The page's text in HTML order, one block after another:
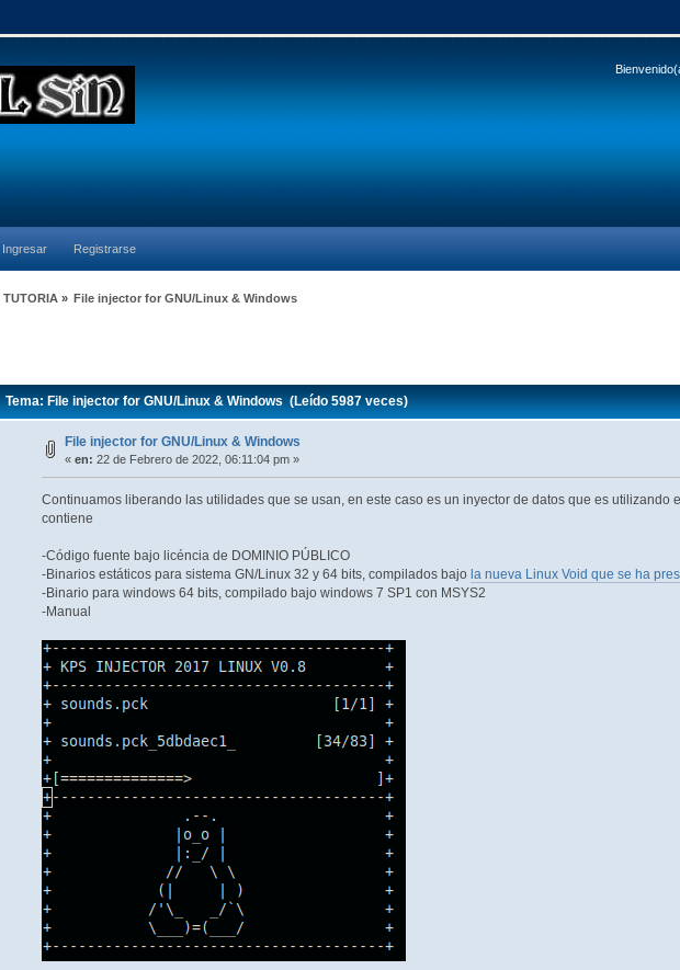
Ingresar Registrarse
TUTORIA » File injector for GNU/Linux & Windows
Tema: File injector for GNU/Linux & Windows (Leído 5987 veces)
File injector for GNU/Linux & Windows
«en: 22 de Febrero de 2022, 06:11:04 pm »
Continuamos liberando las utilidades que se usan, en este caso es un inyector de datos que es utilizando
contiene
-Código fuente bajo licéncia de DOMINIO PÚBLICO
-Binarios estáticos para sistema GN/Linux 32 y 64 bits, compilados bajo la nueva Linux Void que se ha
-Binario para windows 64 bits, compilado bajo windows 7 SP1 con MSYS2
-Manual